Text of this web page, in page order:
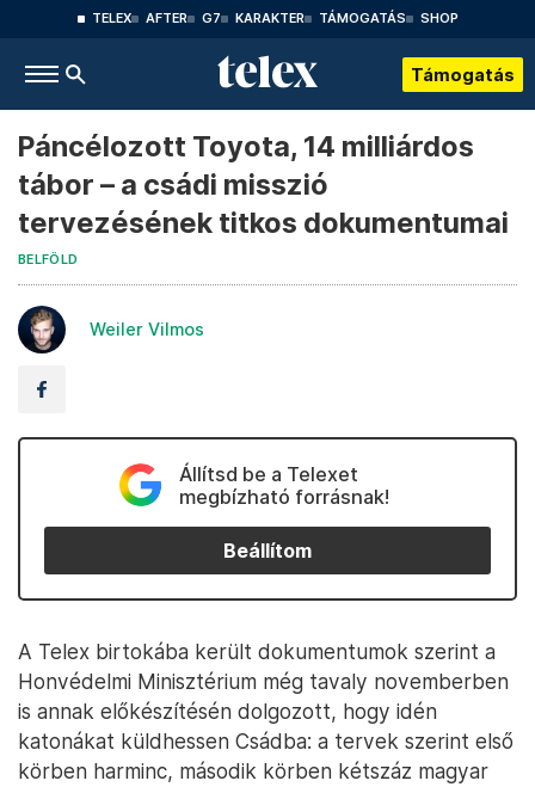
TELEX AFTER G7 KARAKTER TÁMOGATÁS SHOP
Támogatás
Páncélozott Toyota, 14 milliárdos
tábor – a csádi misszió
tervezésének titkos dokumentumai
BELFÖLD
Weiler Vilmos
Állítsd be a Telexet
megbízható forrásnak!
Beállítom
A Telex birtokába került dokumentumok szerint a
Honvédelmi Minisztérium még tavaly novemberben
is annak előkészítésén dolgozott, hogy idén
katonákat küldhessen Csádba: a tervek szerint első
körben harminc, második körben kétszáz magyar